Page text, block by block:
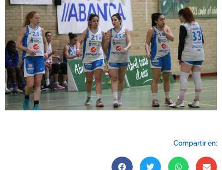
Compartir en: